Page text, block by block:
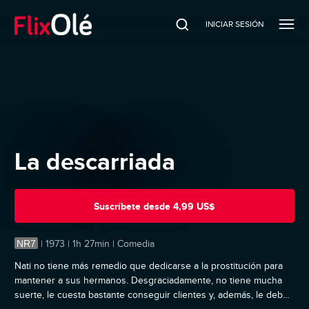
INICIAR SESIÓN
La descarriada
Suscríbete desde 4,99 US$
NR7 | 1973 | 1h 27min | Comedia
Nati no tiene más remedio que dedicarse a la prostitución para
mantener a sus hermanos. Desgraciadamente, no tiene mucha
suerte, le cuesta bastante conseguir clientes y, además, le debe